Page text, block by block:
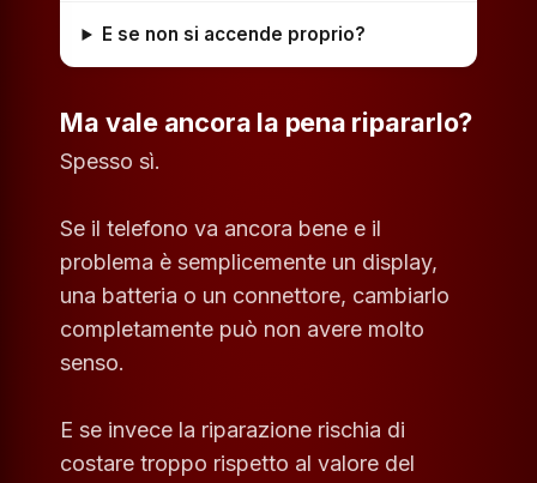
E se non si accende proprio?
Ma vale ancora la pena ripararlo?
Spesso sì.
Se il telefono va ancora bene e il
problema è semplicemente un display,
una batteria o un connettore, cambiarlo
completamente può non avere molto
senso.
E se invece la riparazione rischia di
costare troppo rispetto al valore del